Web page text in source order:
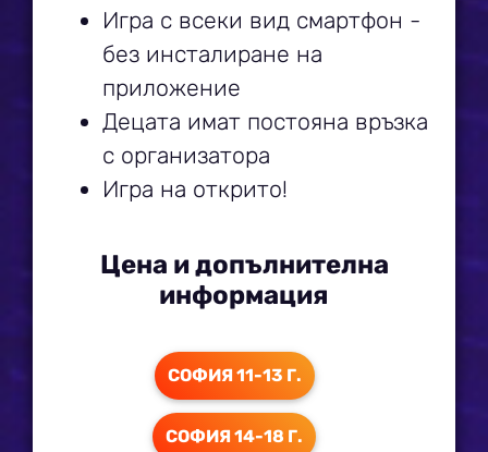
Игра с всеки вид смартфон -
без инсталиране на
приложение
Децата имат постояна връзка
с организатора
Игра на открито!
Цена и допълнителна
информация
СОФИЯ 11-13 Г.
СОФИЯ 14-18 Г.